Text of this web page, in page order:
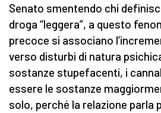
Senato smentendo chi
droga “leggera”, a questo
precoce si associano
verso disturbi di natura
sostanze stupefacenti, i
essere le sostanze
solo, perché la relazione parla